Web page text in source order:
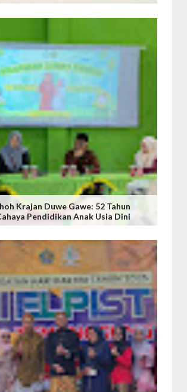
Krajan Duwe Gawe: 52 Tahun
Pendidikan Anak Usia Dini